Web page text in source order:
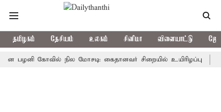
தமிழகம் தேசியம் உலகம் சினிமா விளையாட்டு
கோவில் நில மோசடி: கைதானவர் சிறையில் உயிரிழப்பு